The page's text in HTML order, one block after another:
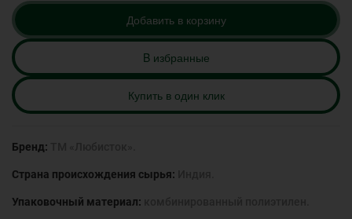
Добавить в корзину
B избранные
Купить в один клик
Бренд:
Страна происхождения сырья:
Упаковочный материал: